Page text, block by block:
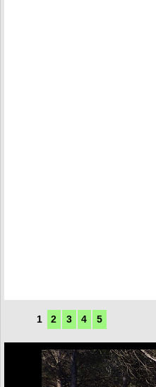
1 2 3 4 5